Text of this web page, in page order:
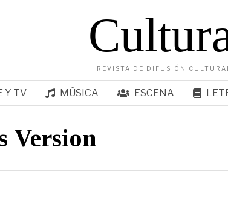
REVISTA DE DIFUSIÓN
Y TV MÚSICA ESCENA
Version